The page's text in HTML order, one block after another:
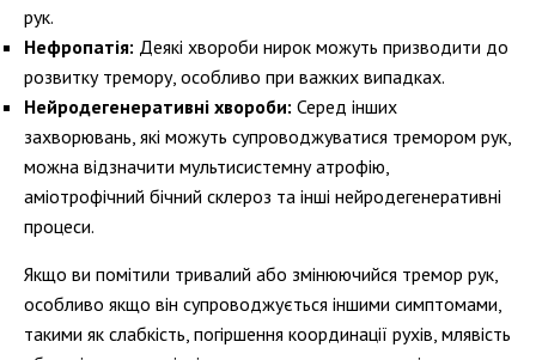
рук.
Нефропатія: Деякі хвороби нирок можуть призводити до
розвитку тремору, особливо при важких випадках.
Нейродегенеративні хвороби: Серед інших
захворювань, які можуть супроводжуватися тремором рук,
можна відзначити мультисистемну атрофію,
аміотрофічний бічний склероз та інші нейродегенеративні
процеси.
Якщо ви помітили тривалий або змінюючийся тремор рук,
особливо якщо він супроводжується іншими симптомами,
такими як слабкість, погіршення координації рухів, млявість